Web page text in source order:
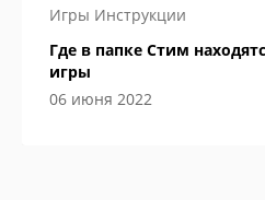
Игры Инструкции
Где в папке Стим
игры
06 июня 2022